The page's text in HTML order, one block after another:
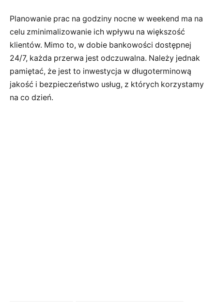
Planowanie prac na godziny nocne w weekend ma na
celu zminimalizowanie ich wpływu na większość
klientów. Mimo to, w dobie bankowości dostępnej
24/7, każda przerwa jest odczuwalna. Należy jednak
pamiętać, że jest to inwestycja w długoterminową
jakość i bezpieczeństwo usług, z których korzystamy
na co dzień.